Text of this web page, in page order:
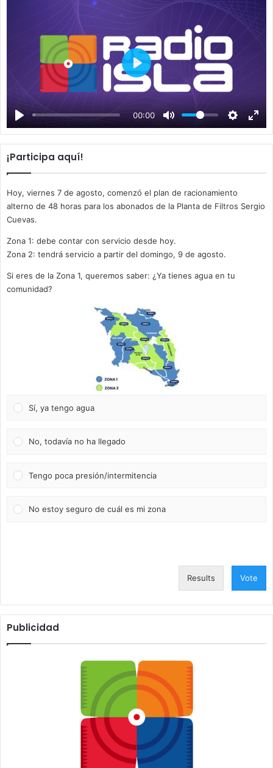
00:00
P
a
y
¡Participa aquí!
Hoy, viernes 7 de agosto, comenzó el plan de racionamiento
alterno de 48 horas para los abonados de la Planta de Filtros Sergio
Cuevas.
Zona 1: debe contar con servicio desde hoy.
Zona 2: tendrá servicio a partir del domingo, 9 de agosto.
Si eres de la Zona 1, queremos saber: ¿Ya tienes agua en tu
comunidad?
Sí, ya tengo agua
No, todavía no ha llegado
Tengo poca presión/intermitencia
No estoy seguro de cuál es mi zona
Results Vote
Publicidad